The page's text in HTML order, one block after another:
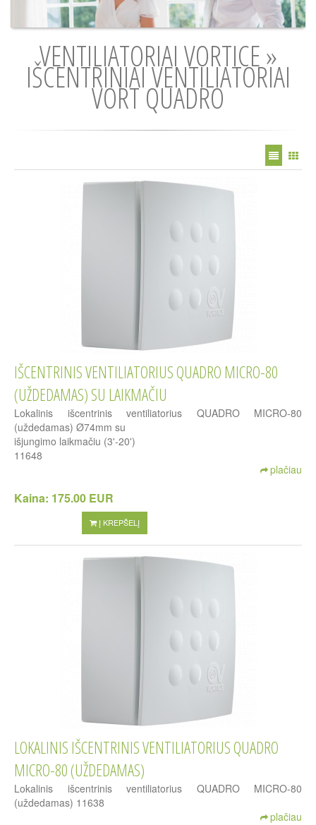
VENTILIATORIAI VORTICE »
IŠCENTRINIAI VENTILIATORIAI
VORT QUADRO
IŠCENTRINIS VENTILIATORIUS QUADRO MICRO-80
(UŽDEDAMAS) SU LAIKMAČIU
Lokalinis išcentrinis ventiliatorius QUADRO MICRO-80
(uždedamas) Ø74mm su
išjungimo laikmačiu (3'-20')
11648
plačiau
Kaina: 175.00 EUR
Į KREPŠELĮ
LOKALINIS IŠCENTRINIS VENTILIATORIUS QUADRO
MICRO-80 (UŽDEDAMAS)
Lokalinis išcentrinis ventiliatorius QUADRO MICRO-80
(uždedamas) 11638
plačiau